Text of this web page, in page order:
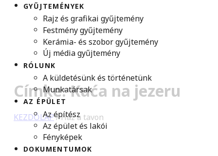
GYŰJTEMÉNYEK
Rajz és grafikai gyűjtemény
Festmény gyűjtemény
Kerámia- és szobor gyűjtemény
Új média gyűjtemény
RÓLUNK
A küldetésünk és történetünk
Munkatársak
AZ ÉPÜLET
Az építész
Az épület és lakói
Fényképek
DOKUMENTUMOK
Címke: Kuća na jezeru
KEZDŐLAP/Ház a tavon